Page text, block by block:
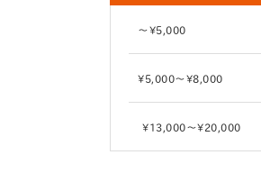
～¥5,000
¥5,000～¥8,000
¥13,000～¥20,000